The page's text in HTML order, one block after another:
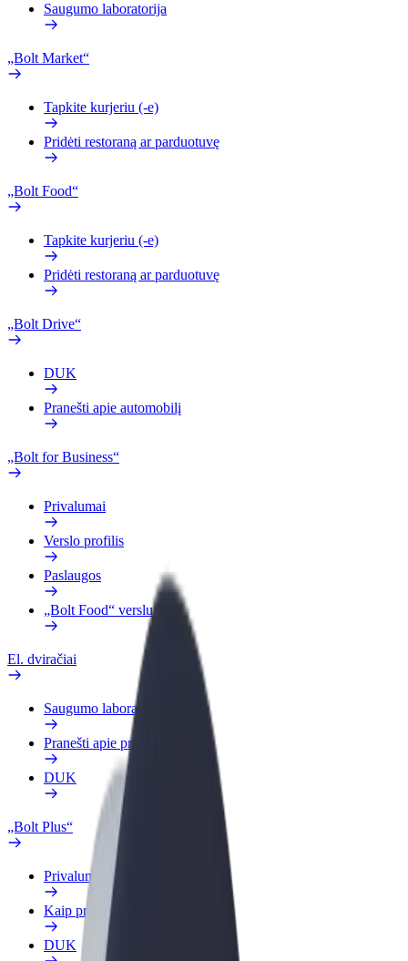
Saugumo laboratorija
„Bolt Market“
Tapkite kurjeriu (-e)
Pridėti restoraną ar parduotuvę
„Bolt Food“
Tapkite kurjeriu (-e)
Pridėti restoraną ar parduotuvę
„Bolt Drive“
DUK
Pranešti apie automobilį
„Bolt for Business“
Privalumai
Verslo profilis
Paslaugos
„Bolt Food“ verslui
El. dviračiai
Saugumo laboratorija
Pranešti apie problemą
DUK
„Bolt Plus“
Privalumai
Kaip prisijungti
DUK